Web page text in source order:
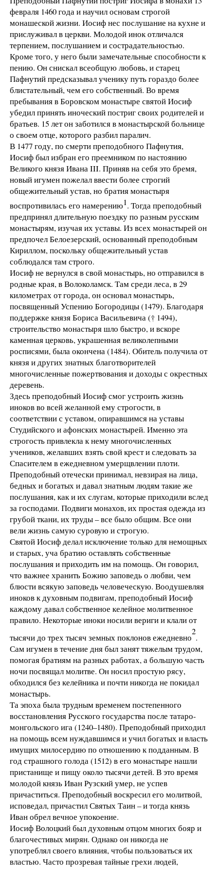
февраля 1460 года и научил основам строгой
монашеской жизни. Иосиф нес послушание на кухне и
прислуживал в церкви. Молодой инок отличался
терпением, послушанием и сострадательностью.
Кроме того, у него были замечательные способности к
пению. Он снискал всеобщую любовь, и старец
Пафнутий предсказывал ученику путь гораздо более
блистательный, чем его собственный. Во время
пребывания в Боровском монастыре святой Иосиф
убедил принять иноческий постриг своих родителей и
братьев. 15 лет он заботился в монастырской больнице
о своем отце, которого разбил паралич.
В 1477 году, по смерти преподобного Пафнутия,
Иосиф был избран его преемником по настоянию
Великого князя Ивана III. Приняв на себя это бремя,
новый игумен пожелал ввести более строгий
общежительный устав, но братия монастыря
воспротивилась его намерению1. Тогда преподобный
предпринял длительную поездку по разным русским
монастырям, изучая их уставы. Из всех монастырей он
предпочел Белоезерский, основанный преподобным
Кириллом, поскольку общежительный устав
соблюдался там строго.
Иосиф не вернулся в свой монастырь, но отправился в
родные края, в Волоколамск. Там среди леса, в 29
километрах от города, он основал монастырь,
посвященный Успению Богородицы (1479). Благодаря
поддержке князя Бориса Васильевича († 1494),
строительство монастыря шло быстро, и вскоре
каменная церковь, украшенная великолепными
росписями, была окончена (1484). Обитель получила от
князя и других знатных благотворителей
многочисленные пожертвования и доходы с окрестных
деревень.
Здесь преподобный Иосиф смог устроить жизнь
иноков во всей желанной ему строгости, в
соответствии с уставом, опиравшимся на уставы
Студийского и афонских монастырей. Именно эта
строгость привлекла к нему многочисленных
учеников, желавших взять свой крест и следовать за
Спасителем в ежедневном умерщвлении плоти.
Преподобный отечески принимал, невзирая на лица,
бедных и богатых и давал знатным людям такие же
послушания, как и их слугам, которые приходили вслед
за господами. Подвиги монахов, их простая одежда из
грубой ткани, их труды – все было общим. Все они
вели жизнь самую суровую и строгую.
Святой Иосиф делал исключение только для немощных
и старых, уча братию оставлять собственные
послушания и приходить им на помощь. Он говорил,
что важнее хранить Божию заповедь о любви, чем
блюсти всякую заповедь человеческую. Воодушевляя
иноков к духовным подвигам, преподобный Иосиф
каждому давал собственное келейное молитвенное
правило. Некоторые иноки носили вериги и клали от
тысячи до трех тысяч земных поклонов ежедневно
2
.
Сам игумен в течение дня был занят тяжелым трудом,
помогая братиям на разных работах, а большую часть
ночи посвящал молитве. Он носил простую рясу,
обходился без келейника и почти никогда не покидал
монастырь.
Та эпоха была трудным временем постепенного
восстановления Русского государства после татаро-
монгольского ига (1240–1480). Преподобный приходил
на помощь всем нуждавшимся и учил богатых и власть
имущих милосердию по отношению к подданным. В
год страшного голода (1512) в его монастыре нашли
пристанище и пищу около тысячи детей. В это время
молодой князь Иван Рузский умер, не успев
причаститься. Преподобный воскресил его молитвой,
исповедал, причастил Святых Таин – и тогда князь
Иван обрел вечное упокоение.
Иосиф Волоцкий был духовным отцом многих бояр и
благочестивых мирян. Однако он никогда не
употреблял своего влияния, чтобы пользоваться их
властью. Часто прозревая тайные грехи людей,